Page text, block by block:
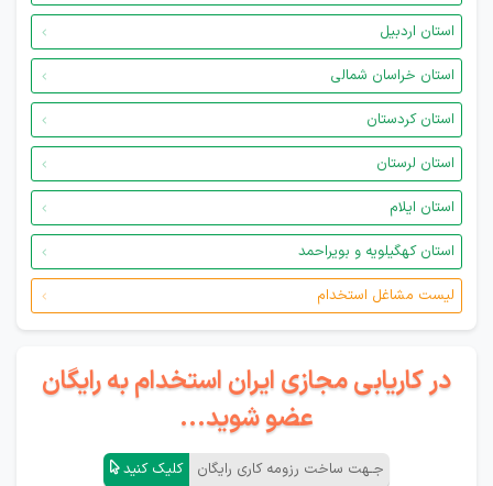
استان اردبیل
استان خراسان شمالی
استان کردستان
استان لرستان
استان ایلام
استان کهگیلویه و بویراحمد
لیست مشاغل استخدام
در کاریابی مجازی ایران استخدام به رایگان
عضو شوید...
جـهت ساخت رزومه کاری رایگان کلیک کنید